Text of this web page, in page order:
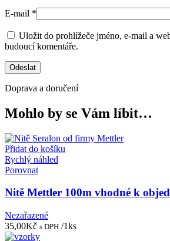
E-mail *
Uložit do prohlížeče jméno, e-mail a
budoucí komentáře.
Doprava a doručení
Mohlo by se Vám líbit…
Přidat do košíku
Rychlý náhled
Porovnat
Nitě Mettler 100m vhodné k
Nezařazené
35,00Kč s DPH /1ks